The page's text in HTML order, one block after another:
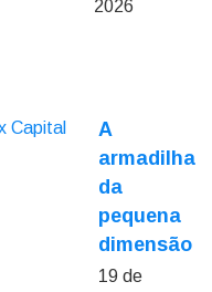
2026
A
armadilha
da
pequena
dimensão
19 de